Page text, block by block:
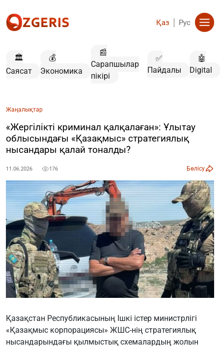
Қаз Рус
🏛️
Саясат
💰
Экономика
📰
Сарапшылар
пікірі
✅
Пайдалы
🤖
Digital
Жаңалықтар
«Жергілікті криминал қалқалаған»: Ұлытау
облысындағы «Қазақмыс» стратегиялық
нысандары қалай тоналды?
11.06.2026 176 Бөлісу
Қазақстан Республикасының Ішкі істер министрлігі
«Қазақмыс корпорациясы» ЖШС-нің стратегиялық
нысандарындағы қылмыстық схемалардың жолын